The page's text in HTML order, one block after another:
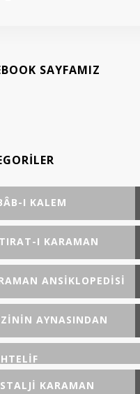
SAYFAMIZ
I KALEM
I KARAMAN
ANSIKLOPEDISI
AYNASINDAN
KARAMAN